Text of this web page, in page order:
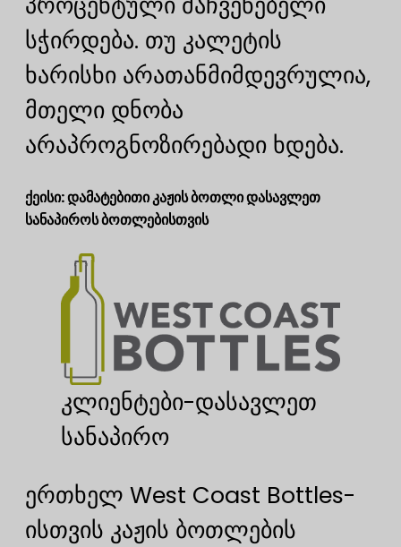
სჭირდება. თუ კალეტის
ხარისხი არათანმიმდევრულია,
მთელი დნობა
არაპროგნოზირებადი ხდება.
ქეისი: დამატებითი კაჟის ბოთლი დასავლეთ
სანაპიროს ბოთლებისთვის
კლიენტები-დასავლეთ
სანაპირო
ერთხელ West Coast Bottles-
ისთვის კაჟის ბოთლების